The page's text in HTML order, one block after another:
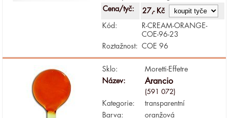
Cena/tyč:
27,- Kč
Kód:
R-CREAM-ORANGE-
COE-96-23
Roztažnost:
COE 96
Sklo:
Moretti-Effetre
Název:
Arancio
(591 072)
Kategorie:
transparentní
Barva:
oranžová